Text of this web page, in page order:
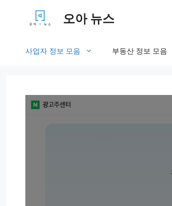
오아 뉴스
사업자 정보 모음 부동산 정보 모음